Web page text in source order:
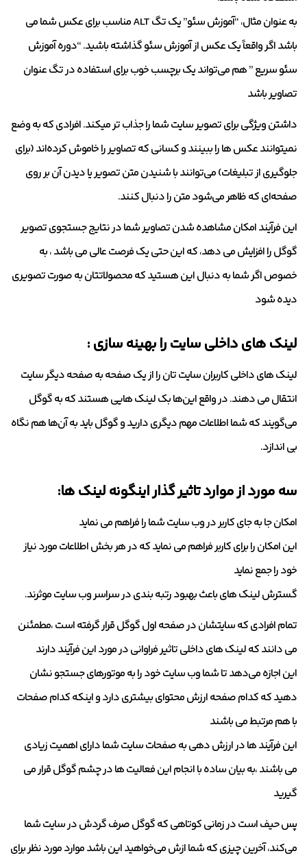
به عنوان مثال، “آموزش سئو” یک تگ ALT مناسب برای عکس شما می
باشد اگر واقعاً یک عکس از آموزش سئو گذاشته باشید. “دوره آموزش
سئو سریع ” هم می‌تواند یک برچسب خوب برای استفاده در تگ عنوان
تصاویر باشد
داشتن ویژگی برای تصویر سایت شما را جذاب تر میکند. افرادی که به وضع
نمیتوانند عکس ها را ببینند و کسانی که تصاویر را خاموش کرده‌اند (برای
جلوگیری از تبلیغات) می‌توانند با شنیدن متن تصویر یا دیدن آن بر روی
صفحه‌ای که ظاهر می‌شود متن را دنبال کنند.
این فرآیند امکان مشاهده شدن تصاویر شما در نتایج جستجوی تصویر
گوگل را افزایش می دهد، که این حتی یک فرصت عالی می باشد ، به
خصوص اگر شما به دنبال این هستید که محصولاتتان به صورت تصویری
دیده شود
لینک های داخلی سایت را بهینه سازی :
لینک های داخلی کاربران سایت تان را از یک صفحه به صفحه دیگر سایت
انتقال می دهند. در واقع این‌ها بک لینک هایی هستند که به گوگل
می‌گویند که شما اطلاعات مهم دیگری دارید و گوگل باید به آن‌ها هم نگاه
بی اندازد.
سه مورد از موارد تاثیر گذار اینگونه لینک ها:
امکان جا به جای کاربر در وب سایت شما را فراهم می نماید
این امکان را برای کاربر فراهم می نماید که در هر بخش اطلاعات مورد نیاز
خود را جمع نماید
گسترش لینک های باعث بهبود رتبه بندی در سراسر وب سایت موثرند.
تمام افرادی که سایتشان در صفحه اول گوگل قرار گرفته است ،مطمئنن
می دانند که لینک های داخلی تاثیر فراوانی در مورد این فرآیند دارند
این اجازه می‌دهد تا شما وب سایت خود را به موتورهای جستجو نشان
دهید که کدام صفحه ارزش محتوای بیشتری دارد و اینکه کدام صفحات
با هم مرتبط می باشند
این فرآیند ها در ارزش دهی به صفحات سایت شما دارای اهمیت زیادی
می باشند ،به بیان ساده با انجام این فعالیت ها در چشم گوگل قرار می
گیرید
پس حیف است در زمانی کوتاهی که گوگل صرف گردش در سایت شما
می‌کند، آخرین چیزی که شما ازش می‌خواهید این باشد موارد مورد نظر برای